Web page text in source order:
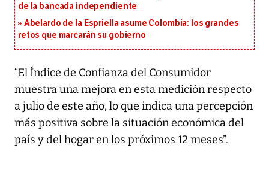
de la bancada independiente
Abelardo de la Espriella asume Colombia: los grandes
retos que marcarán su gobierno
“El Índice de Confianza del Consumidor
muestra una mejora en esta medición respecto
a julio de este año, lo que indica una percepción
más positiva sobre la situación económica del
país y del hogar en los próximos 12 meses”.